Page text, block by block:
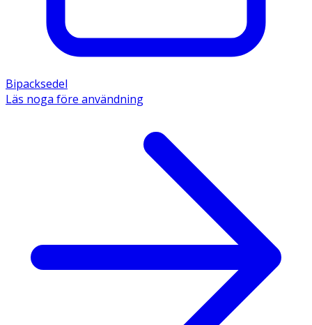
Bipacksedel
Läs noga före användning